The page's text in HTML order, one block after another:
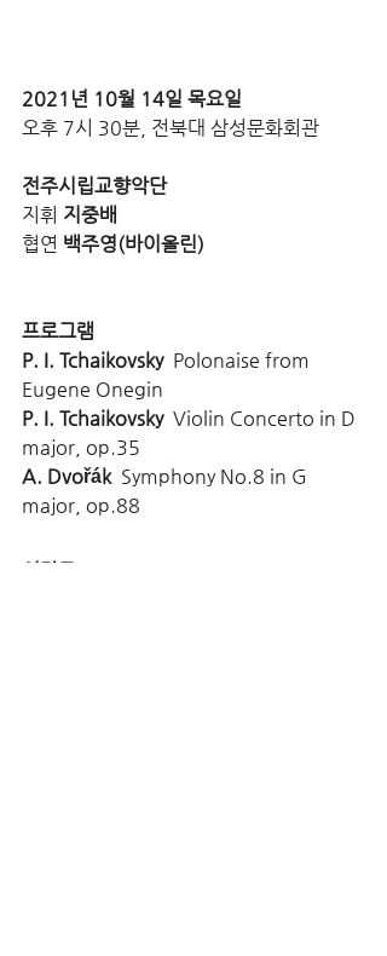
2021년 10월 14일 목요일
오후 7시 30분, 전북대 삼성문화회관
전주시립교향악단
지휘 지중배
협연 백주영(바이올린)
프로그램
P. I. Tchaikovsky
  Polonaise from
Eugene Onegin
P. I. Tchaikovsky
  Violin Concerto in D
major, op.35
A. Dvořák
  Symphony No.8 in G
major, op.88
입장료